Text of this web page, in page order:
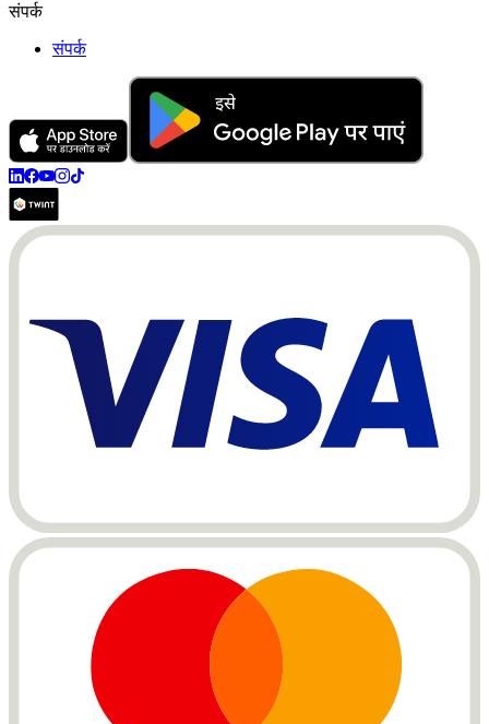
संपर्क
संपर्क